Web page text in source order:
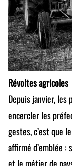
Révoltes agricoles
Depuis janvier,
encercler les
gestes, c’est que
affirmé d’emblée